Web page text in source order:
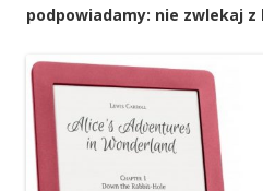
podpowiadamy: nie zwlekaj